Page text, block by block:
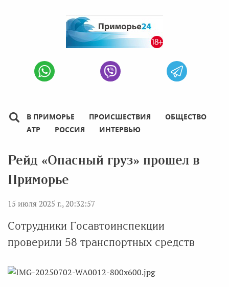
В ПРИМОРЬЕ ПРОИСШЕСТВИЯ
ОБЩЕСТВО
АТР
РОССИЯ ИНТЕРВЬЮ
Рейд «Опасный груз» прошел в
Приморье
15 июля 2025 г., 20:32:57
Сотрудники Госавтоинспекции
проверили 58 транспортных средств